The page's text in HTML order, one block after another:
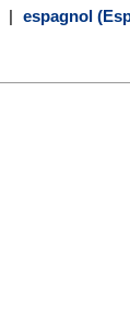
| espagnol